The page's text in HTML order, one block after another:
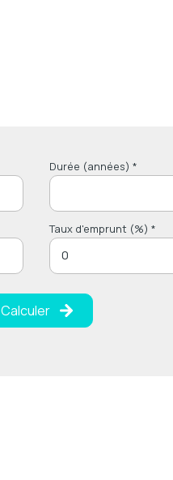
Durée (années) *
Taux d'emprunt (%) *
Calculer